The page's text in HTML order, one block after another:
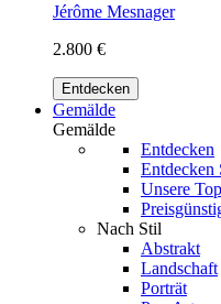
Jérôme Mesnager
2.800 €
Entdecken
Gemälde
Gemälde
Entdecken
Entdecken
Unsere
Nach Stil
Abstrakt
Landschaft
Porträt